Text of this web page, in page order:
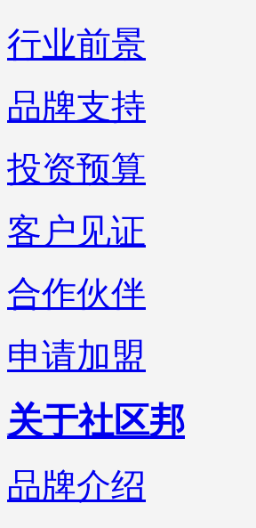
行业前景
品牌支持
投资预算
客户见证
合作伙伴
申请加盟
关于社区邦
品牌介绍